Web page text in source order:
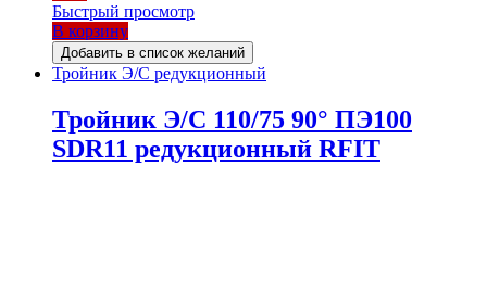
Быстрый просмотр
В корзину
Добавить в список желаний
Тройник Э/С редукционный
Тройник Э/С 110/75 90° ПЭ100
SDR11 редукционный RFIT